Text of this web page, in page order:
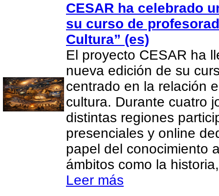
CESAR ha celebrado
su curso de
Cultura” (es)
El proyecto CESAR ha
nueva edición de su
centrado en la relación
cultura. Durante cuatro
distintas regiones
presenciales y online
papel del conocimiento
ámbitos como la
Leer más